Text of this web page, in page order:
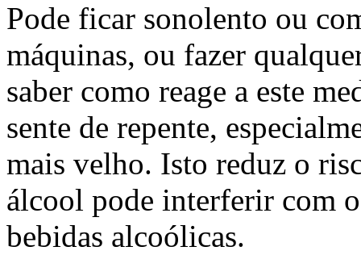
Pode ficar sonolento ou
máquinas, ou fazer
saber como reage a este
sente de repente,
mais velho. Isto reduz o
álcool pode interferir com
bebidas alcoólicas.